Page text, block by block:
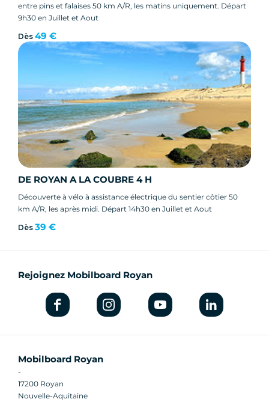
entre pins et falaises 50 km A/R, les matins uniquement. Départ
9h30 en Juillet et Aout
Dès 49 €
DE ROYAN A LA COUBRE 4 H
Découverte à vélo à assistance électrique du sentier côtier 50
km A/R, les après midi. Départ 14h30 en Juillet et Aout
Dès 39 €
Rejoignez Mobilboard Royan
Mobilboard Royan
-
17200 Royan
Nouvelle-Aquitaine